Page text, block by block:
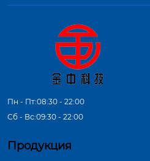
Пн - Пт:08:30 - 22:00
Сб - Вс:09:30 - 22:00
Продукция